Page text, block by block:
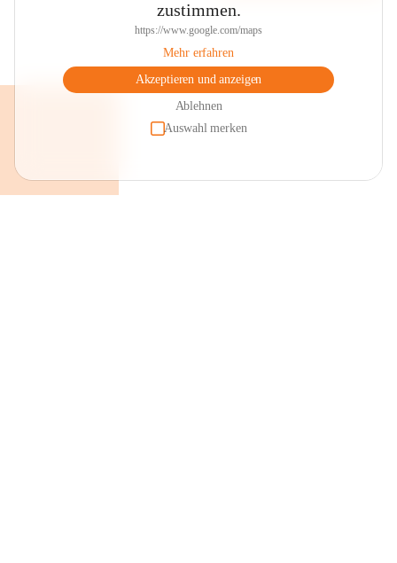
zustimmen.
https://www.google.com/maps
Mehr erfahren
Akzeptieren und anzeigen
Ablehnen
Auswahl merken